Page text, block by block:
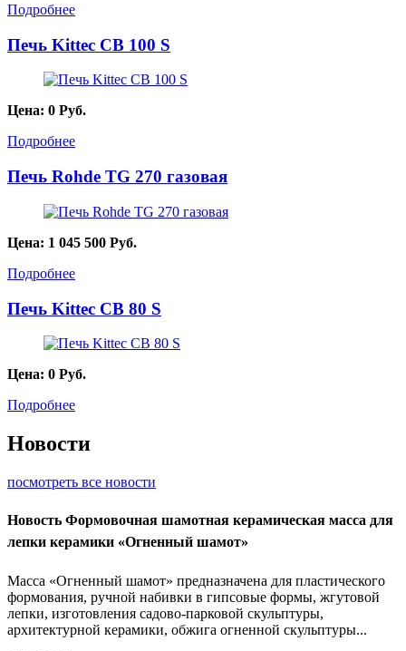
Подробнее
Печь Kittec СВ 100 S
Цена: 0 Руб.
Подробнее
Печь Rohde TG 270 газовая
Цена: 1 045 500 Руб.
Подробнее
Печь Kittec СВ 80 S
Цена: 0 Руб.
Подробнее
Новости
посмотреть все новости
Новость Формовочная шамотная керамическая масса для
лепки керамики «Огненный шамот»
Масса «Огненный шамот» предназначена для пластического
формования, ручной набивки в гипсовые формы, жгутовой
лепки, изготовления садово-парковой скульптуры,
архитектурной керамики, обжига огненной скульптуры...